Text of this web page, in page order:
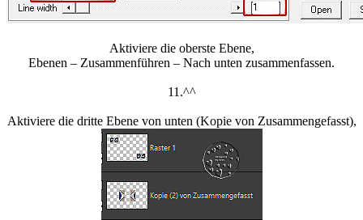
Aktiviere die oberste Ebene,
Ebenen – Zusammenführen – Nach unten zusammenfassen.
11.^^
Aktiviere die dritte Ebene von unten (Kopie von Zusammengefasst),